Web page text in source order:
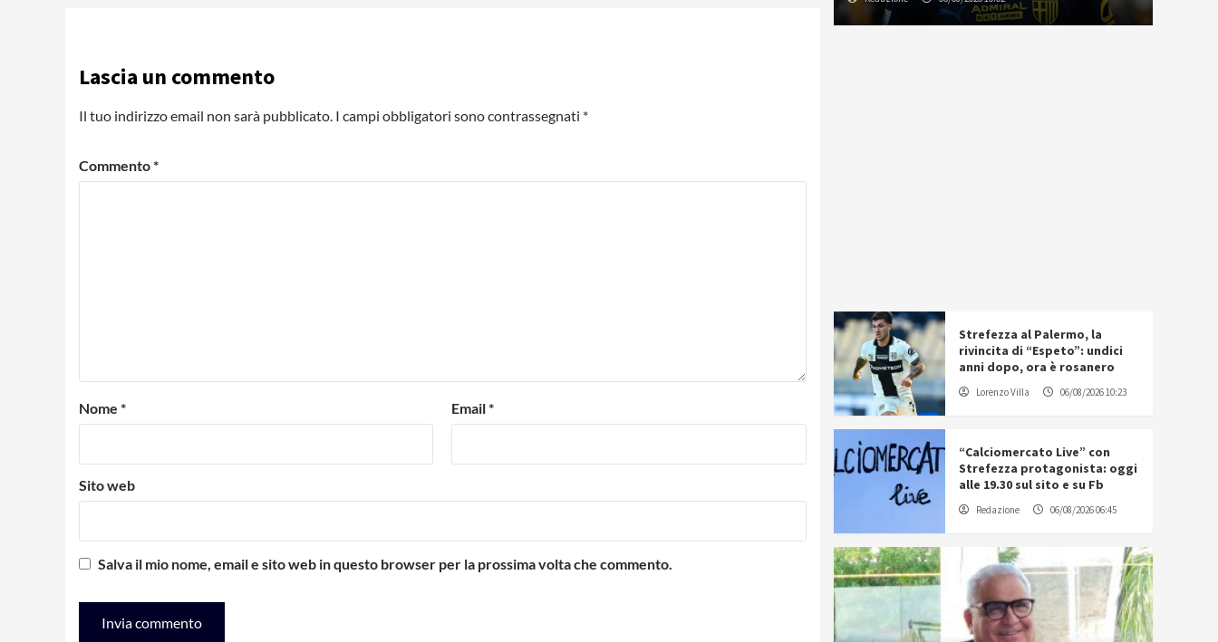
Lascia un commento
Il tuo indirizzo email non sarà pubblicato. I campi obbligatori sono contrassegnati *
Commento*
Nome * Email*
Sito web
Salva il mio nome, email e sito web in questo browser per la prossima volta che commento.
Strefezza al Palermo, la
rivincita di “Espeto”: undici
anni dopo, ora è rosanero
Lorenzo Villa 06/08/2026 10:23
“Calciomercato Live” con
Strefezza protagonista: oggi
alle 19.30 sul sito e su Fb
Redazione 06/08/2026 06:45